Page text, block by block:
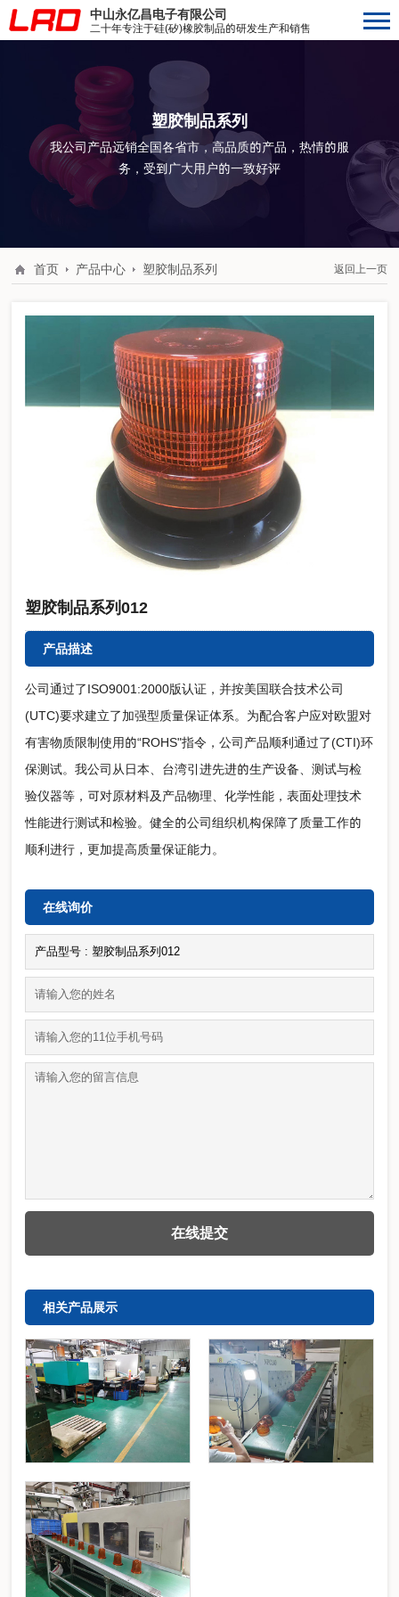
中山永亿昌电子有限公司
二十年专注于硅(矽)橡胶制品的研发生产和销售
塑胶制品系列
我公司产品远销全国各省市，高品质的产品，热情的服
务，受到广大用户的一致好评
返回上一页
首页 产品中心 塑胶制品系列
塑胶制品系列012
产品描述
公司通过了ISO9001:2000版认证，并按美国联合技术公司
(UTC)要求建立了加强型质量保证体系。为配合客户应对欧盟对
有害物质限制使用的“ROHS"指令，公司产品顺利通过了(CTI)环
保测试。我公司从日本、台湾引进先进的生产设备、测试与检
验仪器等，可对原材料及产品物理、化学性能，表面处理技术
性能进行测试和检验。健全的公司组织机构保障了质量工作的
顺利进行，更加提高质量保证能力。
在线询价
相关产品展示